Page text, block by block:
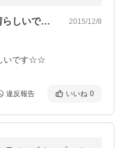
なんといってもコスパが素晴らしいです☆… 2015/12/8
いです☆☆
違反報告 いいね 0